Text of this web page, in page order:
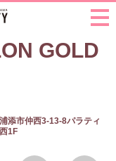
GOLD
添市仲西3-13-8パラティ
1F